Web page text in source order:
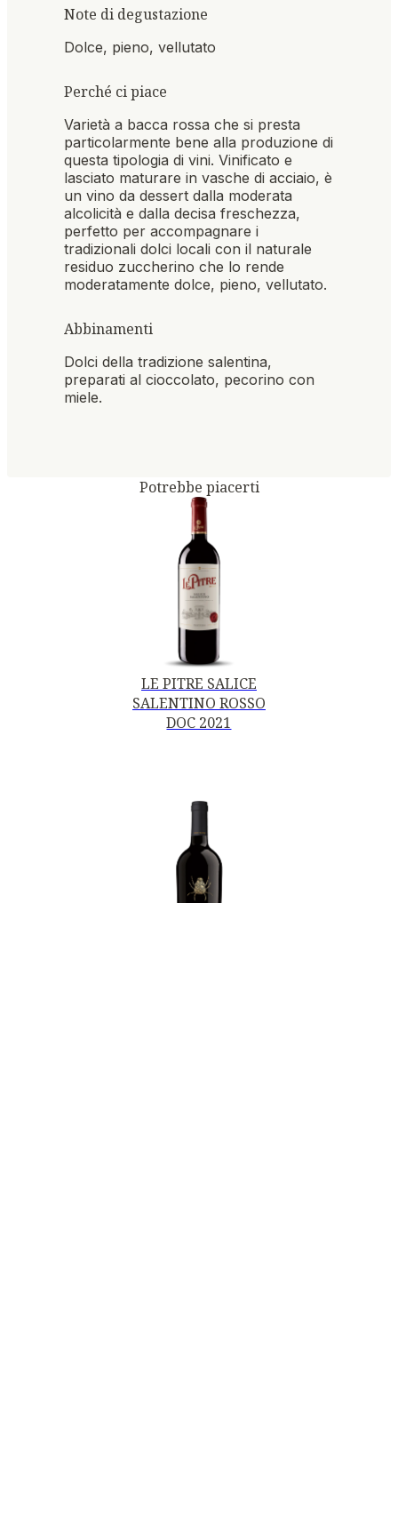
Note di degustazione
Dolce, pieno, vellutato
Perché ci piace
Varietà a bacca rossa che si presta
particolarmente bene alla produzione di
questa tipologia di vini. Vinificato e
lasciato maturare in vasche di acciaio, è
un vino da dessert dalla moderata
alcolicità e dalla decisa freschezza,
perfetto per accompagnare i
tradizionali dolci locali con il naturale
residuo zuccherino che lo rende
moderatamente dolce, pieno, vellutato.
Abbinamenti
Dolci della tradizione salentina,
preparati al cioccolato, pecorino con
miele.
Potrebbe piacerti
LE PITRE SALICE
SALENTINO ROSSO
DOC 2021